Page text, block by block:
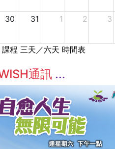
30 31 1 2 3
課程 三天／六天 時間表
通訊